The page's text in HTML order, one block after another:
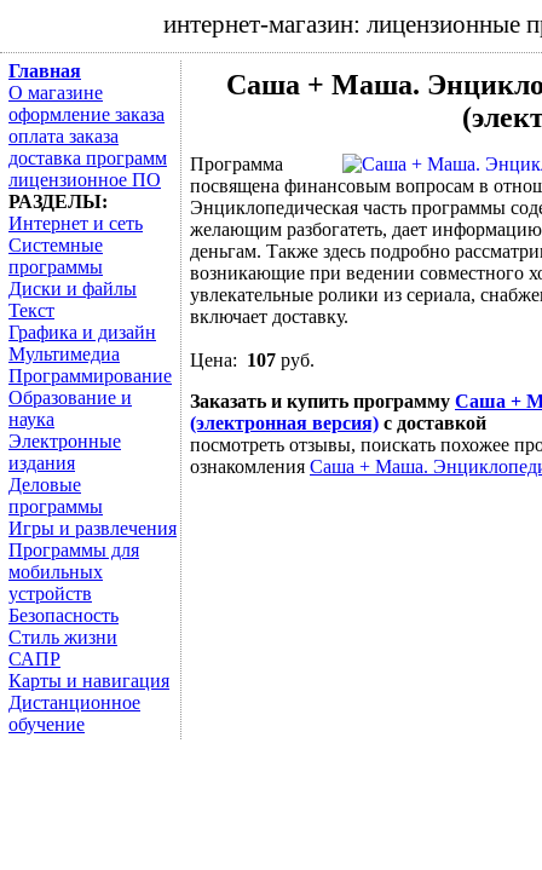
интернет-магазин:
Главная
О магазине
оформление заказа
оплата заказа
доставка программ
лицензионное ПО
РАЗДЕЛЫ:
Интернет и сеть
Системные
программы
Диски и файлы
Текст
Графика и дизайн
Мультимедиа
Программирование
Образование и
наука
Электронные
издания
Деловые
программы
Игры и развлечения
Программы для
мобильных
устройств
Безопасность
Стиль жизни
САПР
Карты и навигация
Дистанционное
обучение
Саша + Маша.
Программа
посвящена финансовым вопросам в
Энциклопедическая часть программы
желающим разбогатеть, дает
деньгам. Также здесь подробно
возникающие при ведении совместного
увлекательные ролики из сериала,
включает доставку.
Цена: 107 руб.
Заказать и купить программу Саша +
(электронная версия) с доставкой
посмотреть отзывы, поискать похожее
ознакомления Саша + Маша.